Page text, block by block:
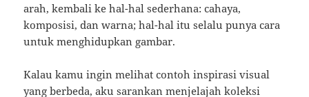
arah, kembali ke hal-hal sederhana: cahaya,
komposisi, dan warna; hal-hal itu selalu punya cara
untuk menghidupkan gambar.
Kalau kamu ingin melihat contoh inspirasi visual
yang berbeda, aku sarankan menjelajah koleksi